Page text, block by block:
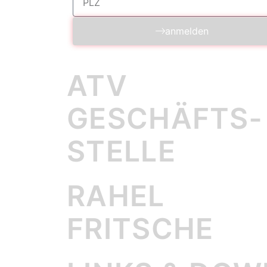
anmelden
ATV
GESCHÄFTS­
STELLE
RAHEL
FRITSCHE